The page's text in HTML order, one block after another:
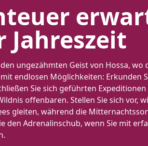
Jahreszeit
ungezähmten Geist von Hossa,
endlosen Möglichkeiten: Erkunden
Sie sich geführten
offenbaren. Stellen Sie sich vor,
gleiten, während die
den Adrenalinschub, wenn Sie mit